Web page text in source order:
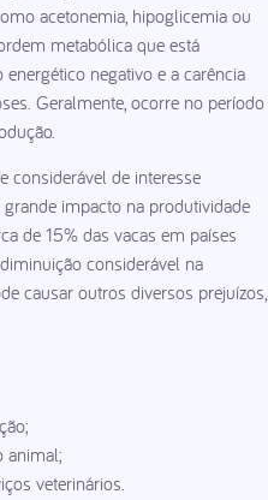
acetonemia, hipoglicemia ou
metabólica que está
energético negativo e a carência
Geralmente, ocorre no período
considerável de interesse
impacto na produtividade
de 15% das vacas em países
considerável na
causar outros diversos prejuízos,
animal;
veterinários.